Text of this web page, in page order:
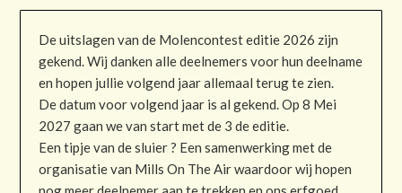
De uitslagen van de Molencontest editie 2026 zijn
gekend. Wij danken alle deelnemers voor hun deelname
en hopen jullie volgend jaar allemaal terug te zien.
De datum voor volgend jaar is al gekend. Op 8 Mei
2027 gaan we van start met de 3 de editie.
Een tipje van de sluier ? Een samenwerking met de
organisatie van Mills On The Air waardoor wij hopen